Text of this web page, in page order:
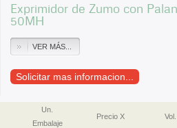
Exprimidor de Zumo con
50MH
VER MÁS...
Solicitar mas informacion...
Un.
Embalaje
Precio X Vol.